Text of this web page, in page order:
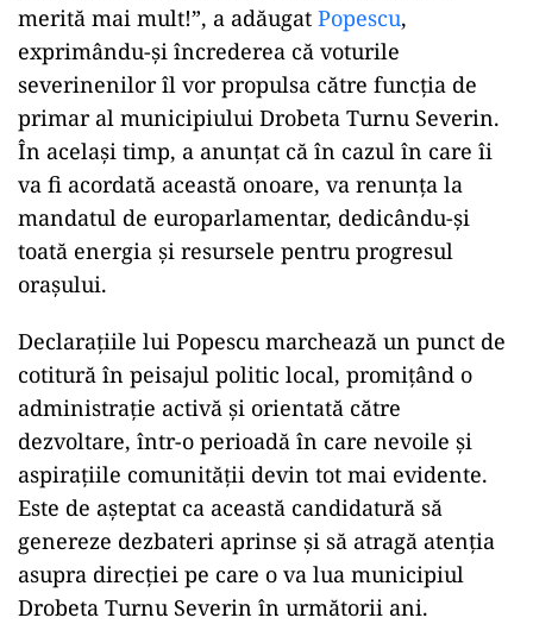
merită mai mult!”, a adăugat Popescu,
exprimându-și încrederea că voturile
severinenilor îl vor propulsa către funcția de
primar al municipiului Drobeta Turnu Severin.
În același timp, a anunțat că în cazul în care îi
va fi acordată această onoare, va renunța la
mandatul de europarlamentar, dedicându-și
toată energia și resursele pentru progresul
orașului.
Declarațiile lui Popescu marchează un punct de
cotitură în peisajul politic local, promițând o
administrație activă și orientată către
dezvoltare, într-o perioadă în care nevoile și
aspirațiile comunității devin tot mai evidente.
Este de așteptat ca această candidatură să
genereze dezbateri aprinse și să atragă atenția
asupra direcției pe care o va lua municipiul
Drobeta Turnu Severin în următorii ani.